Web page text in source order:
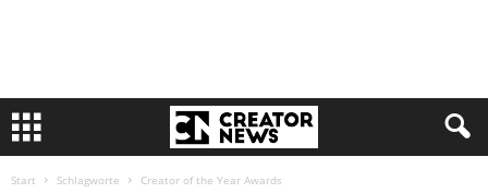
Start Schlagworte Creator of the Year Awards